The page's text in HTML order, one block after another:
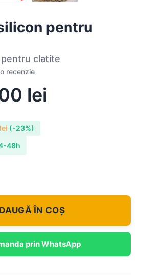
pentru
clatite
recenzie
lei
lei (-23%)
48h
ÎN COȘ
prin WhatsApp